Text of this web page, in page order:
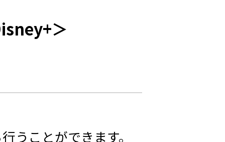
＞
うことができます。